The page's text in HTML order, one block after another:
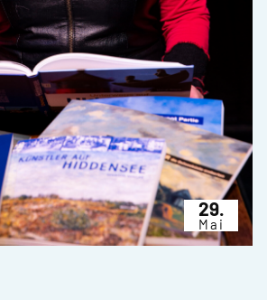
29.
Mai